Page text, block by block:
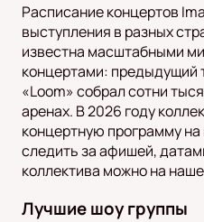
Расписание концертов
выступления в разных
известна масштабными
концертами: предыдущий
«Loom» собрал сотни
аренах. В 2026 году
концертную программу
следить за афишей,
коллектива можно на
Лучшие шоу группы